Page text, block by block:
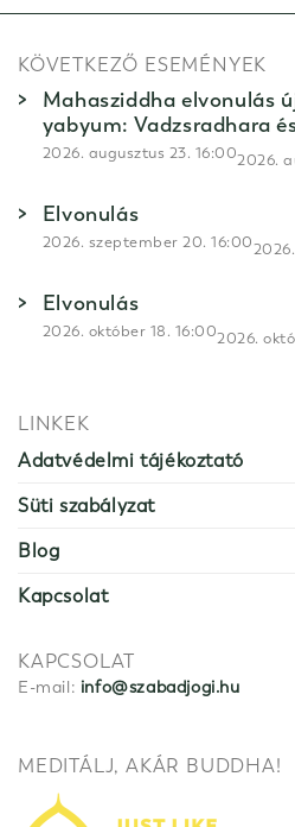
KÖVETKEZŐ ESEMÉNYEK
Mahasziddha elvonulás
yabyum: Vadzsradhara
2026.
2026. augusztus 23. 16:00
Elvonulás
2026. szeptember 20. 16:00
Elvonulás
2026.
2026. október 18. 16:00
LINKEK
Adatvédelmi tájékoztató
Süti szabályzat
Blog
Kapcsolat
KAPCSOLAT
E-mail: info@szabadjogi.hu
MEDITÁLJ, AKÁR BUDDHA!